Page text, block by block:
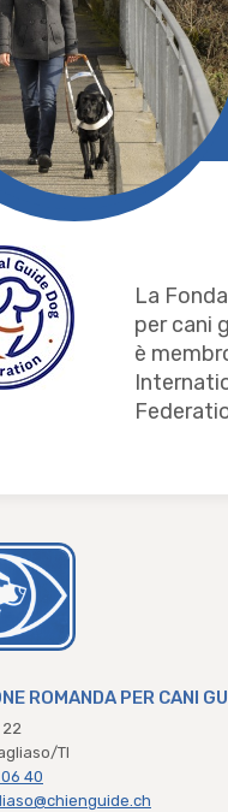
La
per cani
è
ROMANDA PER CANI
22
TI
40